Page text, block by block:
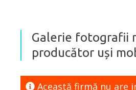
Galerie fotografii
producător uși
Această firmă nu are